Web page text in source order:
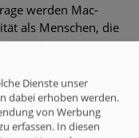
werden Mac-
als Menschen, die
weniger
Sicher & Anonym
Dienste unser
dabei erhoben werden.
von Werbung
erfassen. In diesen